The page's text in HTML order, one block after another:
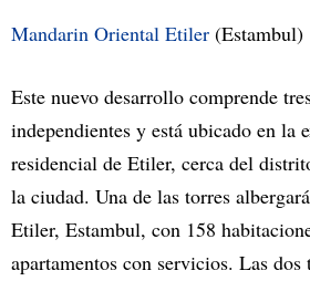
Mandarin Oriental Etiler (Estambul)
Este nuevo desarrollo comprende
independientes y está ubicado en la
residencial de Etiler, cerca del
la ciudad. Una de las torres
Etiler, Estambul, con 158
apartamentos con servicios. Las dos